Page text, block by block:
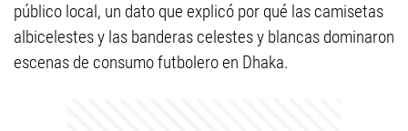
público local, un dato que explicó por qué las camisetas
albicelestes y las banderas celestes y blancas dominaron
escenas de consumo futbolero en Dhaka.